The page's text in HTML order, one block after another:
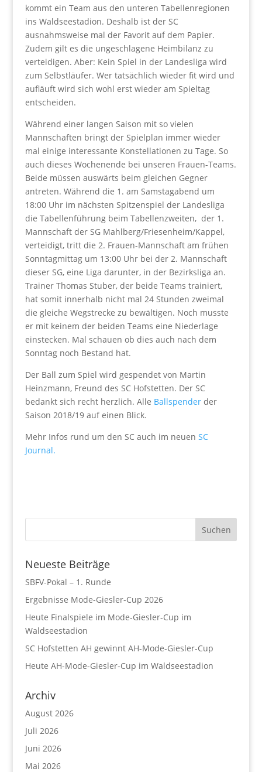
kommt ein Team aus den unteren Tabellenregionen
ins Waldseestadion. Deshalb ist der SC
ausnahmsweise mal der Favorit auf dem Papier.
Zudem gilt es die ungeschlagene Heimbilanz zu
verteidigen. Aber: Kein Spiel in der Landesliga wird
zum Selbstläufer. Wer tatsächlich wieder fit wird und
aufläuft wird sich wohl erst wieder am Spieltag
entscheiden.
Während einer langen Saison mit so vielen
Mannschaften bringt der Spielplan immer wieder
mal einige interessante Konstellationen zu Tage. So
auch dieses Wochenende bei unseren Frauen-Teams.
Beide müssen auswärts beim gleichen Gegner
antreten. Während die 1. am Samstagabend um
18:00 Uhr im nächsten Spitzenspiel der Landesliga
die Tabellenführung beim Tabellenzweiten, der 1.
Mannschaft der SG Mahlberg/Friesenheim/Kappel,
verteidigt, tritt die 2. Frauen-Mannschaft am frühen
Sonntagmittag um 13:00 Uhr bei der 2. Mannschaft
dieser SG, eine Liga darunter, in der Bezirksliga an.
Trainer Thomas Stuber, der beide Teams trainiert,
hat somit innerhalb nicht mal 24 Stunden zweimal
die gleiche Wegstrecke zu bewältigen. Noch musste
er mit keinem der beiden Teams eine Niederlage
einstecken. Mal schauen ob dies auch nach dem
Sonntag noch Bestand hat.
Der Ball zum Spiel wird gespendet von Martin
Heinzmann, Freund des SC Hofstetten. Der SC
bedankt sich recht herzlich. Alle Ballspenderder
Saison 2018/19 auf einen Blick.
Mehr Infos rund um den SC auch im neuen SC
Journal.
Neueste Beiträge
SBFV-Pokal – 1. Runde
Ergebnisse Mode-Giesler-Cup 2026
Heute Finalspiele im Mode-Giesler-Cup im
Waldseestadion
SC Hofstetten AH gewinnt AH-Mode-Giesler-Cup
Heute AH-Mode-Giesler-Cup im Waldseestadion
Archiv
August 2026
Juli 2026
Juni 2026
Mai 2026